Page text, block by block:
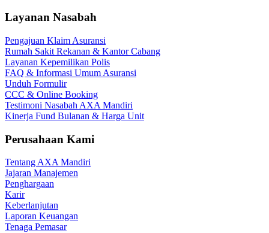
Layanan Nasabah
Pengajuan Klaim Asuransi
Rumah Sakit Rekanan & Kantor Cabang
Layanan Kepemilikan Polis
FAQ & Informasi Umum Asuransi
Unduh Formulir
CCC & Online Booking
Testimoni Nasabah AXA Mandiri
Kinerja Fund Bulanan & Harga Unit
Perusahaan Kami
Tentang AXA Mandiri
Jajaran Manajemen
Penghargaan
Karir
Keberlanjutan
Laporan Keuangan
Tenaga Pemasar